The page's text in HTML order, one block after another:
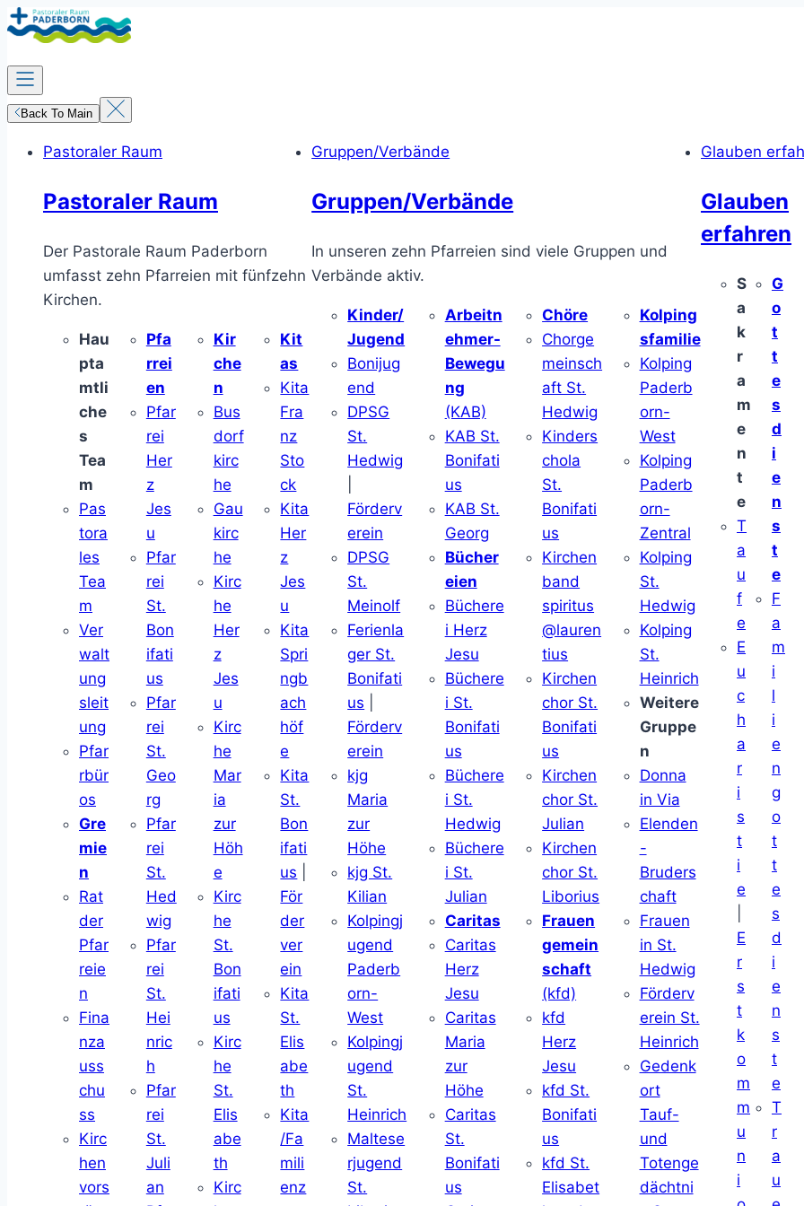
Zum
Inhalt
springen
Back To Main
Pastoraler Raum
Pastoraler Raum
Der Pastorale Raum Paderborn
umfasst zehn Pfarreien mit fünfzehn
Kirchen.
Hau
pta
mtli
che
s
Tea
m
Pas
tora
les
Tea
m
Ver
walt
ung
sleit
ung
Pfar
rbür
os
Gre
mie
n
Rat
der
Pfar
reie
n
Fina
nza
uss
chu
ss
Kirc
hen
vors
Pfa
rrei
en
Pfar
rei
Her
z
Jes
u
Pfar
rei
St.
Bon
ifati
us
Pfar
rei
St.
Geo
rg
Pfar
rei
St.
Hed
wig
Pfar
rei
St.
Hei
nric
h
Pfar
rei
St.
Juli
an
Kir
che
n
Bus
dorf
kirc
he
Gau
kirc
he
Kirc
he
Her
z
Jes
u
Kirc
he
Mar
ia
zur
Höh
e
Kirc
he
St.
Bon
ifati
us
Kirc
he
St.
Elis
abe
th
Kirc
Kit
as
Kita
Fra
nz
Sto
ck
Kita
Her
z
Jes
u
Kita
Spri
ngb
ach
höf
e
Kita
St.
Bon
ifati
us
För
der
ver
ein
Kita
St.
Elis
abe
th
Kita
/Fa
mili
enz
Gruppen/Verbände
Gruppen/Verbände
In unseren zehn Pfarreien sind viele Gruppen und
Verbände aktiv.
Kinder/
Jugend
Bonijug
end
DPSG
St.
Hedwig
Förderv
erein
DPSG
St.
Meinolf
Ferienla
ger St.
Bonifati
us
Förderv
erein
kjg
Maria
zur
Höhe
kjg St.
Kilian
Kolpingj
ugend
Paderb
orn-
West
Kolpingj
ugend
St.
Heinrich
Maltese
rjugend
St.
Arbeitn
ehmer-
Bewegu
ng
(KAB)
KAB St.
Bonifati
us
KAB St.
Georg
Bücher
eien
Büchere
i Herz
Jesu
Büchere
i St.
Bonifati
us
Büchere
i St.
Hedwig
Büchere
i St.
Julian
Caritas
Caritas
Herz
Jesu
Caritas
Maria
zur
Höhe
Caritas
St.
Bonifati
us
Chöre
Chorge
meinsch
aft St.
Hedwig
Kinders
chola
St.
Bonifati
us
Kirchen
band
spiritus
@lauren
tius
Kirchen
chor St.
Bonifati
us
Kirchen
chor St.
Julian
Kirchen
chor St.
Liborius
Frauen
gemein
schaft
(kfd)
kfd
Herz
Jesu
kfd St.
Bonifati
us
kfd St.
Elisabet
Kolping
sfamilie
Kolping
Paderb
orn-
West
Kolping
Paderb
orn-
Zentral
Kolping
St.
Hedwig
Kolping
St.
Heinrich
Weitere
Gruppe
n
Donna
in Via
Elenden
-
Bruders
chaft
Frauen
in St.
Hedwig
Förderv
erein St.
Heinrich
Gedenk
ort
Tauf-
und
Totenge
dächtni
Glauben
Glauben
erfahren
S
a
k
r
a
m
e
n
t
e
T
a
u
f
e
E
u
c
h
a
r
i
s
t
i
e
E
r
s
t
k
o
m
m
u
n
i
G
o
t
t
e
s
d
i
e
n
s
t
e
F
a
m
i
l
i
e
n
g
o
t
t
e
s
d
i
e
n
s
t
e
T
r
a
u